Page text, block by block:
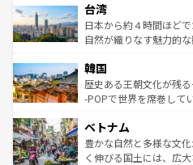
ならではの贅沢な旅のスタイルだ。 なお
情報はコンテンツ一覧
れるおもてなしの心で
人々、おいしいローカ
ク、伝統的なフラダン
ワイを、存分に味わってほしい。 なお、新
はコンテンツ一覧を参
リアリーフや大陸中央
ク）、タスマニアの美
ど、見どころがたくさ
いる。アクティビティ
ビング、ハイキングな
い。オーストラリアの
参照してほしい。
台湾
日本から約４時間ほど
自然が織りなす魅力的
ン）、静ひつな山岳地帯
と山間の静けさが共存
驚きをもたらしてくれ
容にもいいと評判のスイ
が味わえる。 な
照してほしい。
韓国
歴史ある王朝文化が残
-POPで世界を席巻して
き、地方に足を延ばせば
できる。そして、キム
まで、さまざまな韓国
ベトナム
豊かな自然と多様な文
く伸びる国土には、広